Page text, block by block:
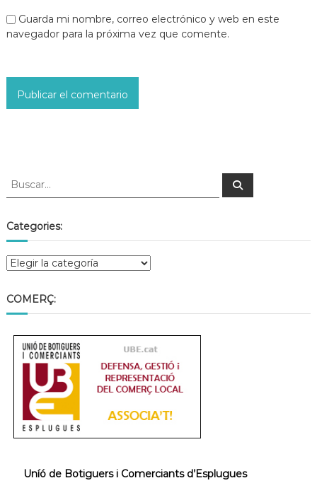
Guarda mi nombre, correo electrónico y web en este
navegador para la próxima vez que comente.
Categories:
COMERÇ:
Uníó de Botiguers i Comerciants d’Esplugues